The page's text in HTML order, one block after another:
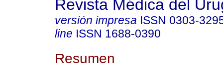
Revista Médica del
versión impresa ISSN 0303-
line ISSN 1688-0390
Resumen